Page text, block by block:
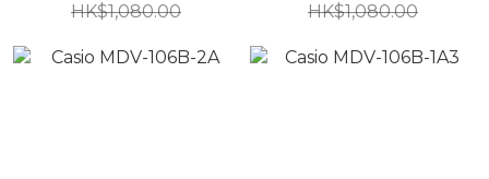
HK$1,080.00
HK$1,080.00